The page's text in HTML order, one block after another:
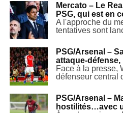
Mercato – Le
PSG, qui est en
A l'approche du
tentatives sont
PSG/Arsenal –
attaque-
Face à la presse,
défenseur central
PSG/Arsenal –
hostilités…avec